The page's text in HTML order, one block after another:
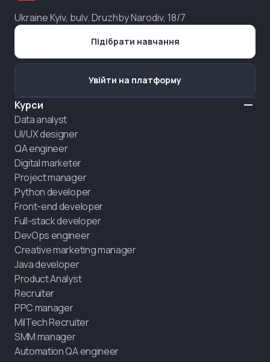
Ukraine Kyiv, bulv. Druzhby Narodiv, 18/7
Курси
Data analyst
UI/UX designer
QA engineer
Digital marketer
Project manager
Python developer
Front-end developer
Full-stack developer
DevOps engineer
Creative marketing manager
Java developer
Product Analyst
Recruiter
PPC manager
MilTech Recruiter
SMM manager
Automation QA engineer
Підібрати навчання
Увійти на платформу